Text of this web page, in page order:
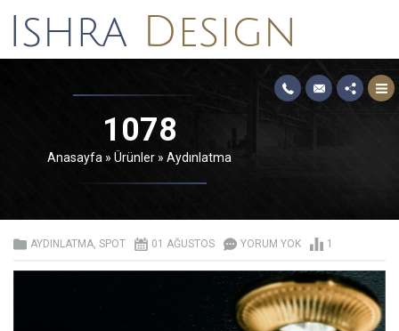
1078
Anasayfa » Ürünler » Aydınlatma
AYDINLATMA, SPOT 01 AĞUSTOS YORUM YOK 1